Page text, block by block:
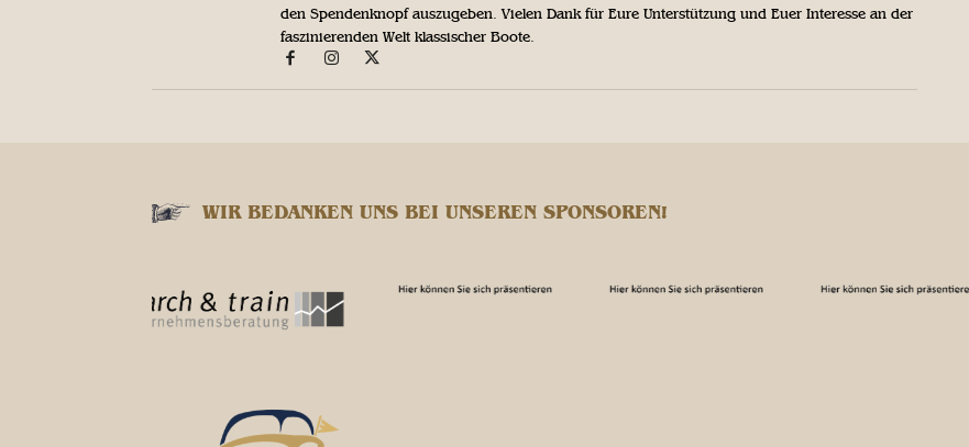
den Spendenknopf auszugeben. Vielen Dank für Eure Unterstützung und Euer Interesse an der
faszinierenden Welt klassischer Boote.
WIR BEDANKEN UNS BEI UNSEREN SPONSOREN!